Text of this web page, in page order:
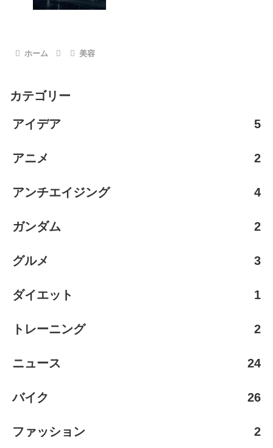
ホーム 美容
カテゴリー
アイデア 5
アニメ 2
アンチエイジング 4
ガンダム 2
グルメ 3
ダイエット 1
トレーニング 2
ニュース 24
バイク 26
ファッション 2